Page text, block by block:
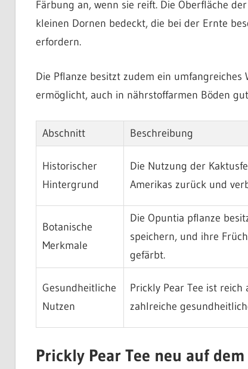
Färbung an, wenn sie reift. Die Oberfläche
kleinen Dornen bedeckt, die bei der Ernte
erfordern.
Die Pflanze besitzt zudem ein
ermöglicht, auch in nährstoffarmen Böden
Abschnitt Beschreibung
Historischer
Hintergrund
Die Nutzung der
Amerikas zurück und
Botanische
Merkmale
Die Opuntia pflanze
speichern, und ihre
gefärbt.
Gesundheitliche
Nutzen
Prickly Pear Tee ist
zahlreiche
Prickly Pear Tee neu auf